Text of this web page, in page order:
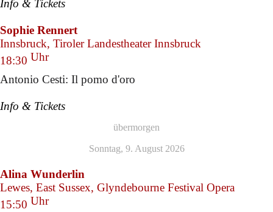
Info & Tickets
Sophie Rennert
Innsbruck, Tiroler Landestheater Innsbruck
18:30 Uhr
Antonio Cesti: Il pomo d'oro
Info & Tickets
übermorgen
Sonntag, 9. August 2026
Alina Wunderlin
Lewes, East Sussex, Glyndebourne Festival Opera
15:50 Uhr